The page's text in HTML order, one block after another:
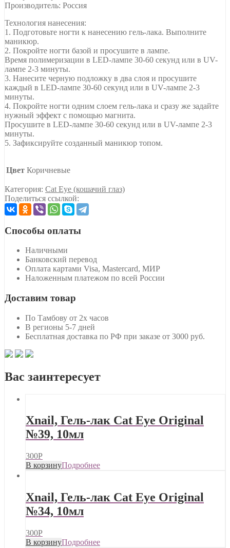
Производитель: Россия
Технология нанесения:
1. Подготовьте ногти к нанесению гель-лака. Выполните
маникюр.
2. Покройте ногти базой и просушите в лампе.
Время полимеризации в LED-лампе 30-60 секунд или в UV-
лампе 2-3 минуты.
3. Нанесите черную подложку в два слоя и просушите
каждый в LED-лампе 30-60 секунд или в UV-лампе 2-3
минуты.
4. Покройте ногти одним слоем гель-лака и сразу же задайте
нужный эффект с помощью магнита.
Просушите в LED-лампе 30-60 секунд или в UV-лампе 2-3
минуты.
5. Зафиксируйте созданный маникюр топом.
Цвет Коричневые
Категория: Cat Eye (кошачий глаз)
Поделиться ссылкой:
Способы оплаты
Наличными
Банковский перевод
Оплата картами Visa, Mastercard, МИР
Наложенным платежом по всей России
Доставим товар
По Тамбову от 2х часов
В регионы 5-7 дней
Бесплатная доставка по РФ при заказе от 3000 руб.
Вас заинтересует
Xnail, Гель-лак Cat Eye Original
№39, 10мл
300Р
В корзинуПодробнее
Xnail, Гель-лак Cat Eye Original
№34, 10мл
300Р
В корзинуПодробнее